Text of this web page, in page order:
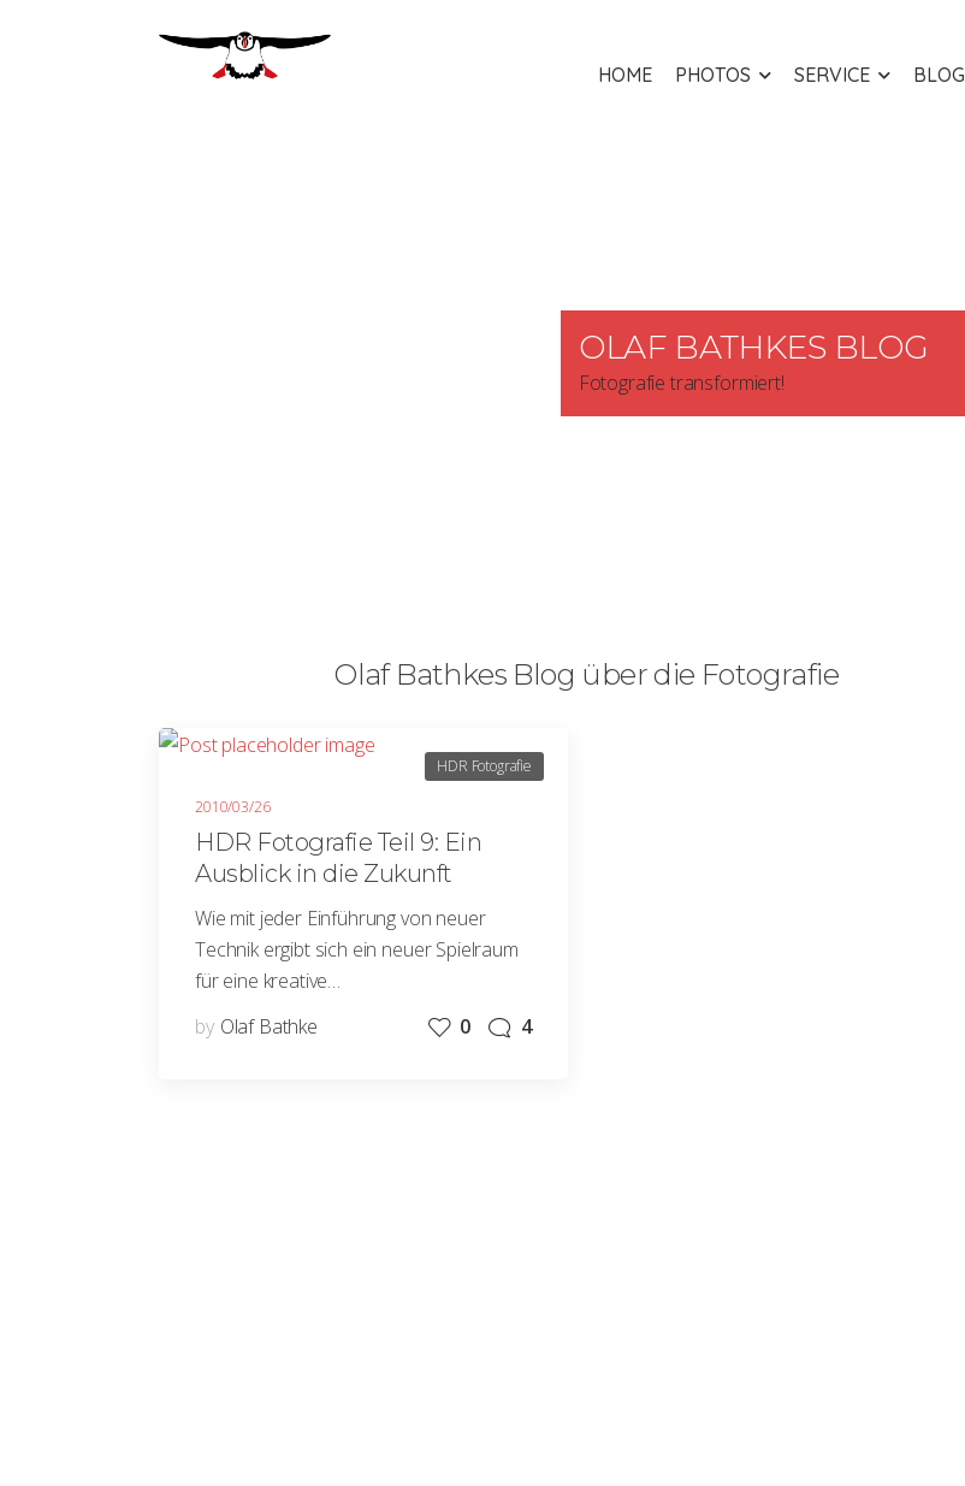
HOME PHOTOS SERVICE BLOG
OLAF BATHKES BLOG
Fotografie transformiert!
Olaf Bathkes Blog über die Fotografie
2010/03/26
HDR Fotografie
HDR Fotografie Teil 9: Ein
Ausblick in die Zukunft
Wie mit jeder Einführung von neuer
Technik ergibt sich ein neuer Spielraum
für eine kreative…
by Olaf Bathke 0 4